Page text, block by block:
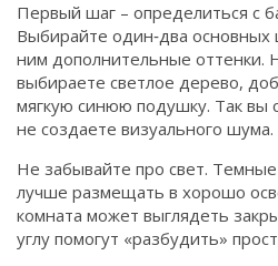
Первый шаг – определиться с
Выбирайте один‑два основных
ним дополнительные оттенки.
выбираете светлое дерево,
мягкую синюю подушку. Так вы
не создаете визуального шума.
Не забывайте про свет.
лучше размещать в хорошо
комната может выглядеть
углу помогут «разбудить»